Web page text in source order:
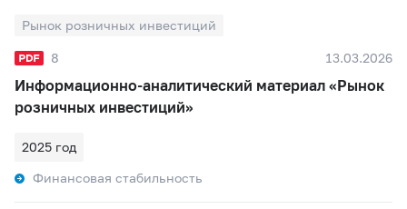
Рынок розничных инвестиций
8 13.03.2026
Информационно-аналитический материал «Рынок
розничных инвестиций»
2025 год
Финансовая стабильность